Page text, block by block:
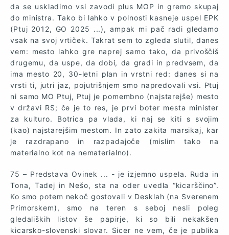
da se uskladimo vsi zavodi plus MOP in gremo skupaj
do ministra. Tako bi lahko v polnosti kasneje uspel EPK
(Ptuj 2012, GO 2025 ...), ampak mi pač radi gledamo
vsak na svoj vrtiček. Takrat sem to zgleda slutil, danes
vem: mesto lahko gre naprej samo tako, da privoščiš
drugemu, da uspe, da dobi, da gradi in predvsem, da
ima mesto 20, 30-letni plan in vrstni red: danes si na
vrsti ti, jutri jaz, pojutrišnjem smo napredovali vsi. Ptuj
ni samo MO Ptuj, Ptuj je pomembno (najstarejše) mesto
v državi RS; če je to res, je prvi boter mesta minister
za kulturo. Botrica pa vlada, ki naj se kiti s svojim
(kao) najstarejšim mestom. In zato zakita marsikaj, kar
je razdrapano in razpadajoče (mislim tako na
materialno kot na nematerialno).
75 – Predstava Ovinek ... - je izjemno uspela. Ruda in
Tona, Tadej in Nešo, sta na oder uvedla “kicarščino”.
Ko smo potem nekoč gostovali v Desklah (na Sverenem
Primorskem), smo na teren s seboj nesli poleg
gledaliških listov še papirje, ki so bili nekakšen
kicarsko-slovenski slovar. Sicer ne vem, če je publika